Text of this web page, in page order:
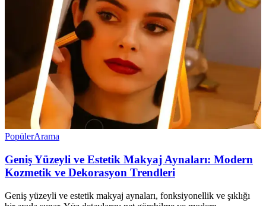
PopülerArama
Geniş Yüzeyli ve Estetik Makyaj Aynaları: Modern
Kozmetik ve Dekorasyon Trendleri
Geniş yüzeyli ve estetik makyaj aynaları, fonksiyonellik ve şıklığı